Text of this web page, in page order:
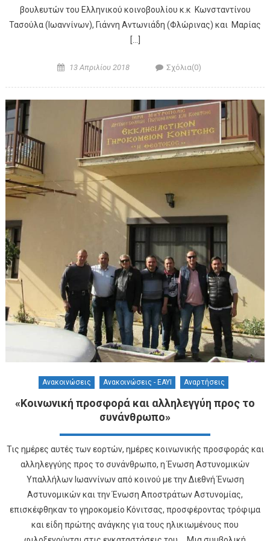
βουλευτών του Ελληνικού κοινοβουλίου κ.κ Κωνσταντίνου
Τασούλα (Ιωαννίνων), Γιάννη Αντωνιάδη (Φλώρινας) και Μαρίας
[…]
Posted on
13 Απριλίου 2018 Author Σχόλια(0)
Ανακοινώσεις Ανακοινώσεις - ΕΑΥΙ Αναρτήσεις
«Κοινωνική προσφορά και αλληλεγγύη προς το
συνάνθρωπο»
Τις ημέρες αυτές των εορτών, ημέρες κοινωνικής προσφοράς και
αλληλεγγύης προς το συνάνθρωπο, η Ένωση Αστυνομικών
Υπαλλήλων Ιωαννίνων από κοινού με την Διεθνή Ένωση
Αστυνομικών και την Ένωση Αποστράτων Αστυνομίας,
επισκέφθηκαν το γηροκομείο Κόνιτσας, προσφέροντας τρόφιμα
και είδη πρώτης ανάγκης για τους ηλικιωμένους που